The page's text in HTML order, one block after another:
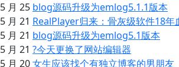
5 月 25 blog源码升级为emlog5.1.1版本
5 月 21 RealPlayer归来：骨灰级软件18年
5 月 21 blog源码升级为emlog5.1版本
5 月 21 ?今天更换了网站编辑器
5 月 20女生应该找个有独立博客的男朋友